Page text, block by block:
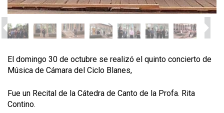
El domingo 30 de octubre se realizó el quinto concierto de
Música de Cámara del Ciclo Blanes,
Fue un Recital de la Cátedra de Canto de la Profa. Rita
Contino.